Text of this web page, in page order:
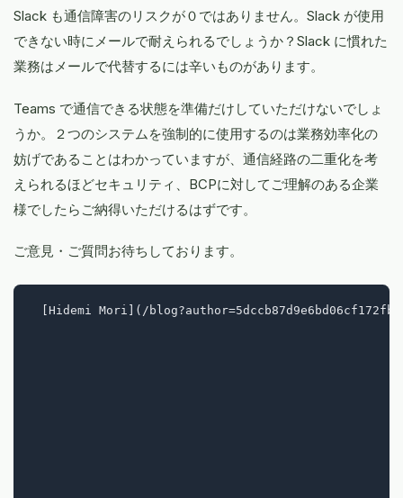
Slack も通信障害のリスクが０ではありません。Slack が使用
できない時にメールで耐えられるでしょうか？Slack に慣れた
業務はメールで代替するには辛いものがあります。
Teams で通信できる状態を準備だけしていただけないでしょ
うか。２つのシステムを強制的に使用するのは業務効率化の
妨げであることはわかっていますが、通信経路の二重化を考
えられるほどセキュリティ、BCPに対してご理解のある企業
様でしたらご納得いただけるはずです。
ご意見・ご質問お待ちしております。
[Hidemi Mori](/